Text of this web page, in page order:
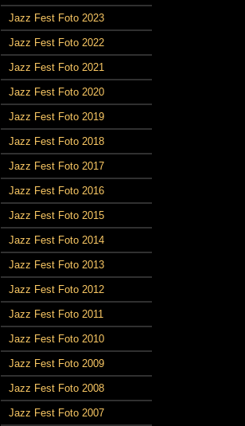
Jazz Fest Foto 2023
Jazz Fest Foto 2022
Jazz Fest Foto 2021
Jazz Fest Foto 2020
Jazz Fest Foto 2019
Jazz Fest Foto 2018
Jazz Fest Foto 2017
Jazz Fest Foto 2016
Jazz Fest Foto 2015
Jazz Fest Foto 2014
Jazz Fest Foto 2013
Jazz Fest Foto 2012
Jazz Fest Foto 2011
Jazz Fest Foto 2010
Jazz Fest Foto 2009
Jazz Fest Foto 2008
Jazz Fest Foto 2007